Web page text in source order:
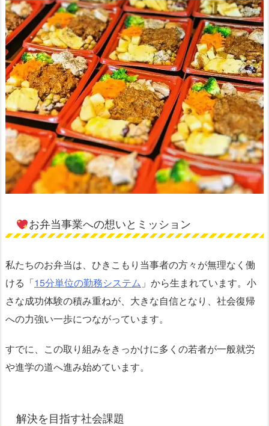
お弁当事業への想いとミッション
私たちのお弁当は、ひきこもり当事者の方々が無理なく働
ける「15分単位の勤務システム 」から生まれています。小
さな成功体験の積み重ねが、大きな自信となり、社会復帰
への力強い一歩につながっています。
すでに、この取り組みをきっかけに多くの若者が一般就労
や進学の道へ進み始めています。
解決を目指す社会課題